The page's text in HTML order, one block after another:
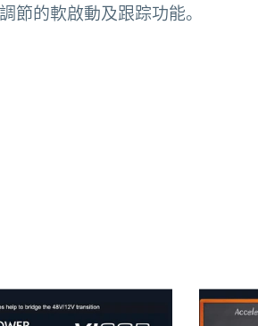
節的軟啟動及跟踪功能。